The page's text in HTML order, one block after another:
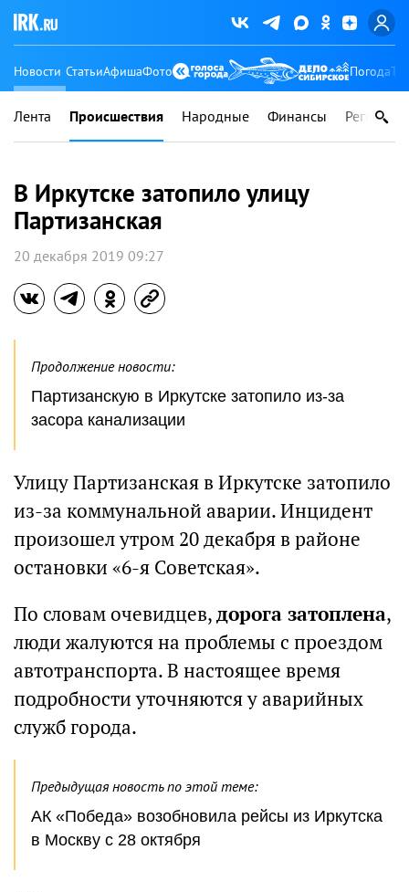
Новости СтатьиАфишаФото Погода
Лента Происшествия Народные Финансы Регионы
В Иркутске затопило улицу
Партизанская
20 декабря 2019 09:27
Продолжение новости:
Партизанскую в Иркутске затопило из-за
засора канализации
Улицу Партизанская в Иркутске затопило
из-за коммунальной аварии. Инцидент
произошел утром 20 декабря в районе
остановки «6-я Советская».
По словам очевидцев,дорога затоплена,
люди жалуются на проблемы с проездом
автотранспорта. В настоящее время
подробности уточняются у аварийных
служб города.
Предыдущая новость по этой теме:
АК «Победа» возобновила рейсы из Иркутска
в Москву с 28 октября